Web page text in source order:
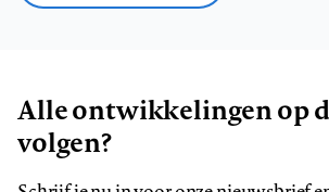
Alle ontwikkelingen op
volgen?